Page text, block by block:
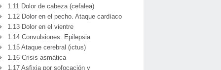
1.11 Dolor de cabeza (cefalea)
1.12 Dolor en el pecho. Ataque cardíaco
1.13 Dolor en el vientre
1.14 Convulsiones. Epilepsia
1.15 Ataque cerebral (ictus)
1.16 Crisis asmática
1.17 Asfixia por sofocación y